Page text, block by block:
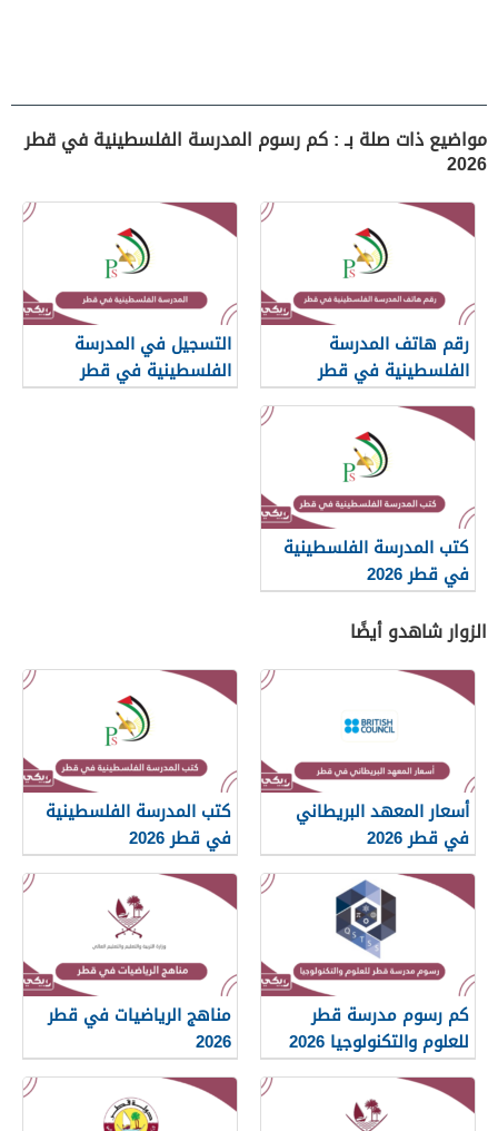
مواضيع ذات صلة بـ : كم رسوم المدرسة الفلسطينية في قطر
2026
رقم هاتف المدرسة
الفلسطينية في قطر
التسجيل في المدرسة
الفلسطينية في قطر
كتب المدرسة الفلسطينية
في قطر 2026
الزوار شاهدو أيضًا
أسعار المعهد البريطاني
في قطر 2026
كتب المدرسة الفلسطينية
في قطر 2026
كم رسوم مدرسة قطر
للعلوم والتكنولوجيا 2026
مناهج الرياضيات في قطر
2026